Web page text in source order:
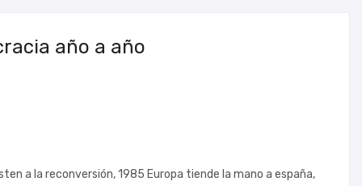
año a año
a la reconversión, 1985 Europa tiende la mano a españa,